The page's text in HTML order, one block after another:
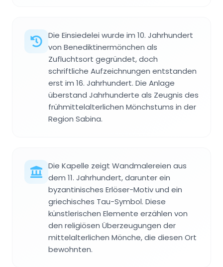
Die Einsiedelei wurde im 10. Jahrhundert
von Benediktinermönchen als
Zufluchtsort gegründet, doch
schriftliche Aufzeichnungen entstanden
erst im 16. Jahrhundert. Die Anlage
überstand Jahrhunderte als Zeugnis des
frühmittelalterlichen Mönchstums in der
Region Sabina.
Die Kapelle zeigt Wandmalereien aus
dem 11. Jahrhundert, darunter ein
byzantinisches Erlöser-Motiv und ein
griechisches Tau-Symbol. Diese
künstlerischen Elemente erzählen von
den religiösen Überzeugungen der
mittelalterlichen Mönche, die diesen Ort
bewohnten.